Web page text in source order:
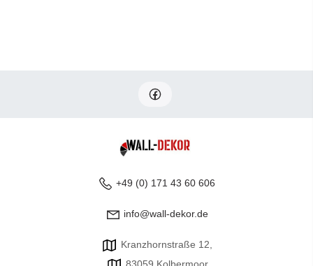
+49 (0) 171 43 60 606
info@wall-dekor.de
Kranzhornstraße 12,